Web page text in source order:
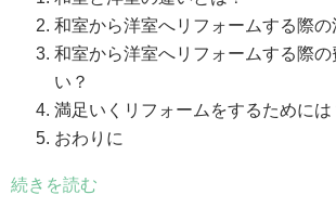
和室から洋室へリフォームする際の
和室から洋室へリフォームする際の
い？
満足いくリフォームをするためには
おわりに
続きを読む